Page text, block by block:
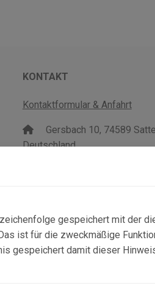
gespeichert mit der
ist für die zweckmäßige
gespeichert damit dieser
KONTAKT
Kontaktformular & Anfahrt
Gersbach 10, 74589
Deutschland